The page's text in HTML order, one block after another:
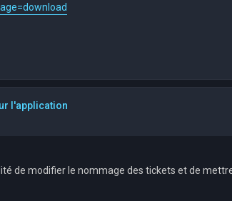
l'application
de modifier le nommage des tickets et de